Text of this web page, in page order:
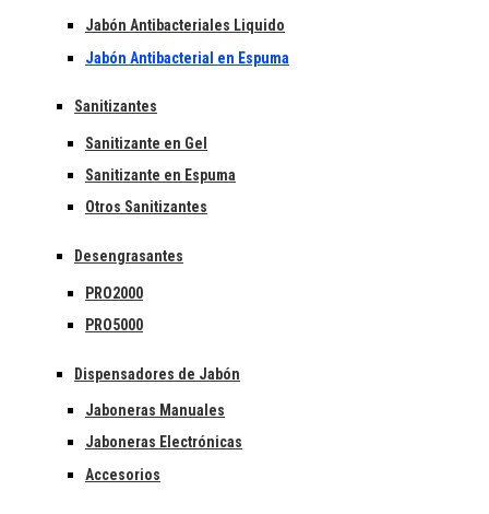
Jabón Antibacteriales Liquido
Jabón Antibacterial en Espuma
Sanitizantes
Sanitizante en Gel
Sanitizante en Espuma
Otros Sanitizantes
Desengrasantes
PRO2000
PRO5000
Dispensadores de Jabón
Jaboneras Manuales
Jaboneras Electrónicas
Accesorios